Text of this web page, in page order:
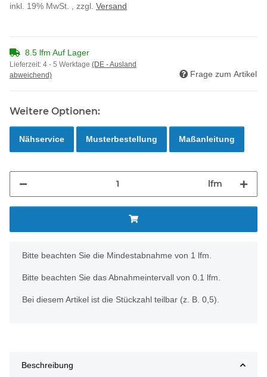
inkl. 19% MwSt. , zzgl. Versand
8.5 lfm Auf Lager
Lieferzeit: 4 - 5 Werktage (DE - Ausland
abweichend)
Frage zum Artikel
Weitere Optionen:
Nähservice Musterbestellung Maßanleitung
lfm
x
Bitte beachten Sie die Mindestabnahme von 1 lfm.
Bitte beachten Sie das Abnahmeintervall von 0.1 lfm.
Bei diesem Artikel ist die Stückzahl teilbar (z. B. 0,5).
Beschreibung